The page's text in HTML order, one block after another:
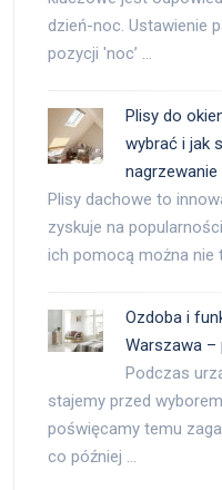
dzień-noc. Ustawienie
pozycji 'noc’ …
Plisy do
wybrać i jak
Plisy dachowe to
zyskuje na
ich pomocą można nie
Ozdoba i
Warszawa –
Podczas
stajemy przed
poświęcamy temu
co później …